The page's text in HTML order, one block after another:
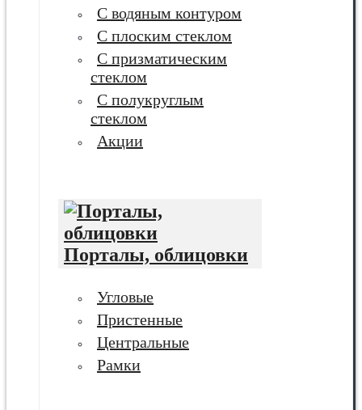
С водяным контуром
С плоским стеклом
С призматическим
стеклом
С полукруглым
стеклом
Акции
Порталы, облицовки
Угловые
Пристенные
Центральные
Рамки